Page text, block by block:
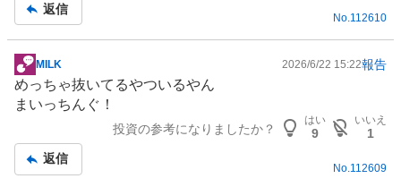
返信
No.112610
掲
示
板
MILK 2026/6/22 15:22報告
めっちゃ抜いてるやついるやん
まいっちんぐ！
投資の参考になりましたか？
はい
9
いいえ
1
返信
No. 112609